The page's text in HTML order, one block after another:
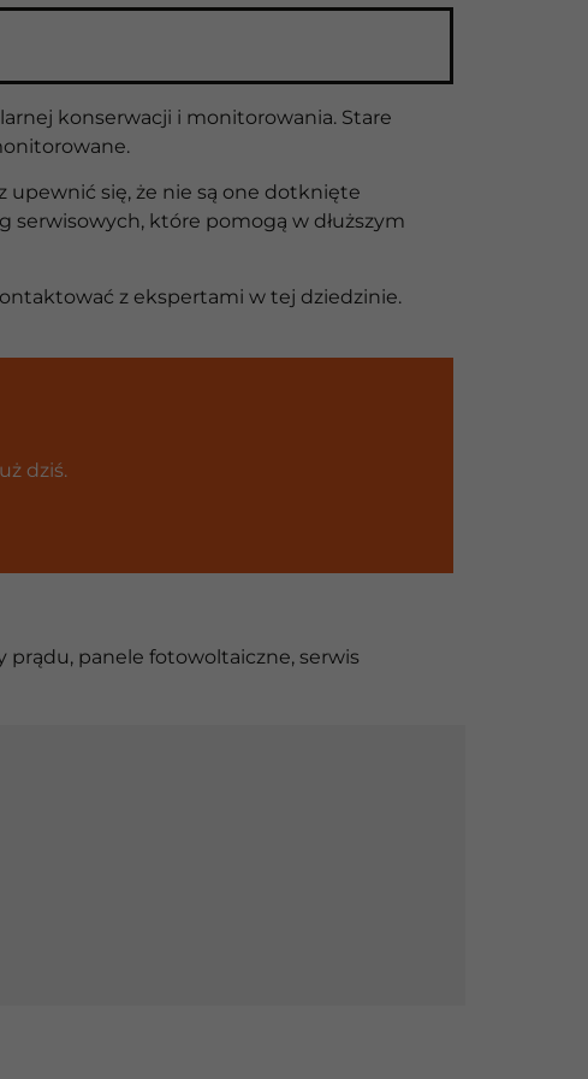
konserwacji i monitorowania. Stare
upewnić się, że nie są one dotknięte
serwisowych, które pomogą w dłuższym
z ekspertami w tej dziedzinie.
dziś.
prądu, panele fotowoltaiczne, serwis